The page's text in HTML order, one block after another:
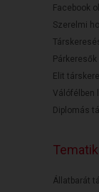
Facebook
Szerelmi
Elit
Válófélben
Diplomás
Állatbarát